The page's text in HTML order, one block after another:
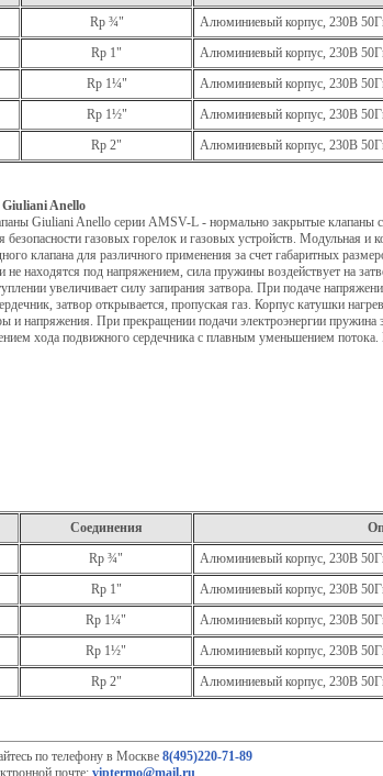
Rp ¾"
Алюминиевый корпус, 230В
Rp 1"
Алюминиевый корпус, 230В
Rp 1¼"
Алюминиевый корпус, 230В
Rp 1½"
Алюминиевый корпус, 230В
Rp 2" Алюминиевый корпус, 230В
Anello
Giuliani Anello серии AMSV-L - нормально закрытые клапаны
безопасности газовых горелок и газовых устройств. Модульная и
клапана для различного применения за счет габаритных
не находятся под напряжением, сила пружины воздействует на
увеличивает силу запирания затвора. При подаче
затвор открывается, пропуская газ. Корпус катушки
и напряжения. При прекращении подачи электроэнергии пружина
хода подвижного сердечника с плавным уменьшением
Соединения
Rp ¾"
Алюминиевый корпус, 230В
Rp 1"
Алюминиевый корпус, 230В
Rp 1¼"
Алюминиевый корпус, 230В
Rp 1½"
Алюминиевый корпус, 230В
Rp 2" Алюминиевый корпус, 230В
по телефону в Москве 8(495)220-71-89
почте: viptermo@mail.ru